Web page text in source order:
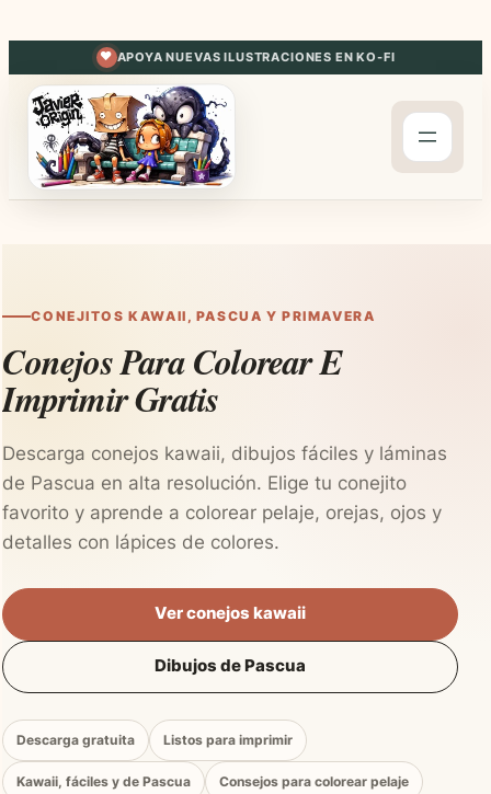
contenido
APOYA NUEVAS ILUSTRACIONES EN KO-FI
CONEJITOS KAWAII, PASCUA Y PRIMAVERA
Conejos Para Colorear E
Imprimir Gratis
Descarga conejos kawaii, dibujos fáciles y láminas
de Pascua en alta resolución. Elige tu conejito
favorito y aprende a colorear pelaje, orejas, ojos y
detalles con lápices de colores.
Ver conejos kawaii
Dibujos de Pascua
Descarga gratuita Listos para imprimir
Kawaii, fáciles y de Pascua Consejos para colorear pelaje